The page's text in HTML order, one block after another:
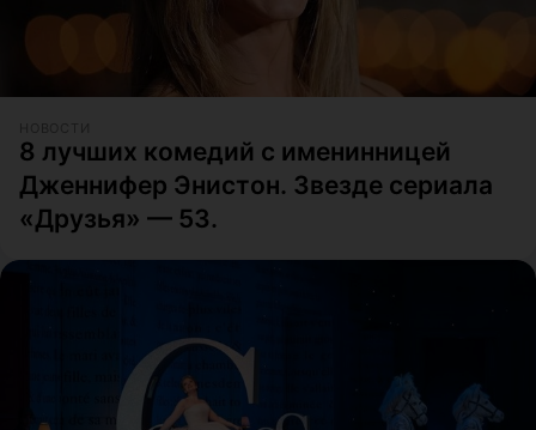
8 лучших комедий с именинницей
Дженнифер Энистон. Звезде сериала
«Друзья» — 53.